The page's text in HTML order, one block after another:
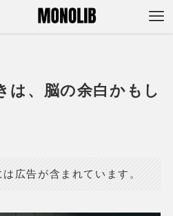
は、脳の余白かもし
広告が含まれています。